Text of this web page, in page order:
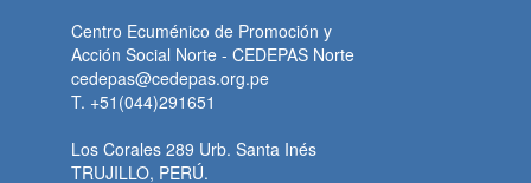
Centro Ecuménico de Promoción y
Acción Social Norte - CEDEPAS Norte
cedepas@cedepas.org.pe
T. +51(044)291651
Los Corales 289 Urb. Santa Inés
TRUJILLO, PERÚ.